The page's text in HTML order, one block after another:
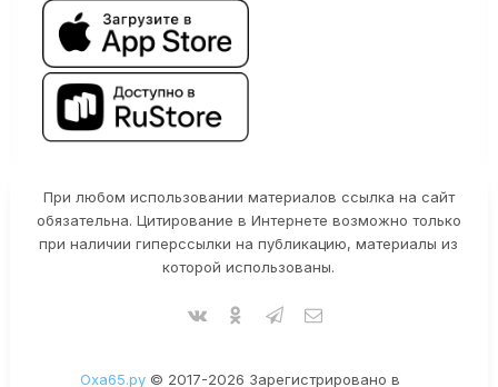
При любом использовании материалов ссылка на сайт
обязательна. Цитирование в Интернете возможно только
при наличии гиперссылки на публикацию, материалы из
которой использованы.
Оха65.ру© 2017-2026 Зарегистрировано в